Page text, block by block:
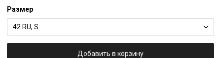
Размер
42 RU, S
Добавить в корзину